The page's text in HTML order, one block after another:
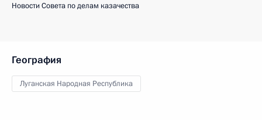
Новости Совета по делам казачества
География
Луганская Народная Республика